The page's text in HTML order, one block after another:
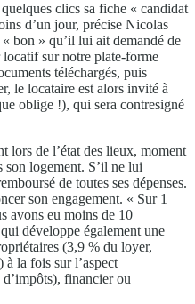
clics sa fiche « candidat
d’un jour, précise Nicolas
bon » qu’il lui ait demandé de
sur notre plate-forme
téléchargés, puis
le locataire est alors invité à
oblige !), qui sera contresigné
lors de l’état des lieux, moment
logement. S’il ne lui
de toutes ses dépenses.
son engagement. « Sur 1
avons eu moins de 10
développe également une
(3,9 % du loyer,
la fois sur l’aspect
financier ou